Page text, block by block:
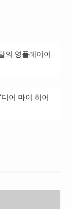
의 영플레이어
디어 마이 히어